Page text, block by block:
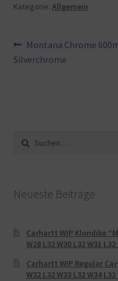
Kategorie: Allgemein
Vorheriger
Beitrag:
Montana Chrome
Silverchrome
Suche
nach:
Neueste Beiträge
Carhartt WIP Klondike
W28 L32 W30 L32 W31
Carhartt WIP Regular
W32 L32 W33 L32 W34 L32